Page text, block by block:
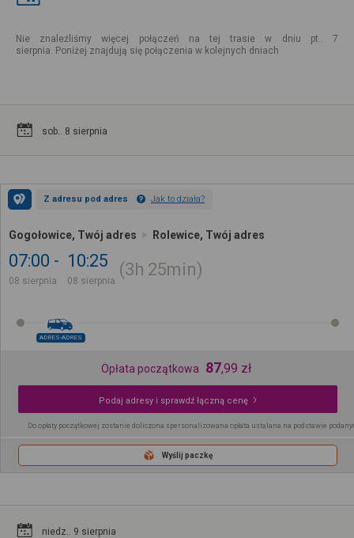
Nie znaleźliśmy więcej połączeń na tej trasie w dniu pt.. 7
sierpnia. Poniżej znajdują się połączenia w kolejnych dniach
sob.. 8 sierpnia
Z adresu pod adres Jak to działa?
Gogołowice, Twój adres Rolewice, Twój adres
07:00
08 sierpnia
10:25
08 sierpnia
3h 25min
ADRES-ADRES
Opłata początkowa 87,99 zł
Podaj adresy i sprawdź łączną cenę
Do opłaty początkowej zostanie doliczona spersonalizowana opłata ustalana na podstawie
Wyślij paczkę
niedz.. 9 sierpnia